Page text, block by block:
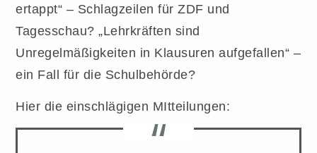
ertappt“ – Schlagzeilen für ZDF und
Tagesschau? „Lehrkräften sind
Unregelmäßigkeiten in Klausuren aufgefallen“ –
ein Fall für die Schulbehörde?
Hier die einschlägigen MItteilungen: